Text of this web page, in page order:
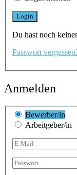
Du hast noch
Passwort
Anmelden
Bewerber/in
Arbeitgeber/in